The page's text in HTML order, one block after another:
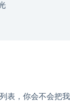
表，你会不会把我